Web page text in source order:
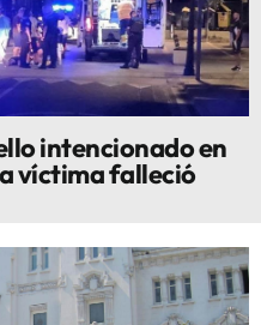
intencionado en
víctima falleció